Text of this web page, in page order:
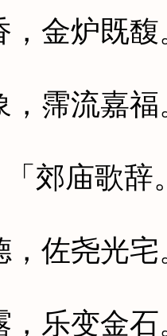
炉既馥
流嘉福
庙歌辞
尧光宅
变金石